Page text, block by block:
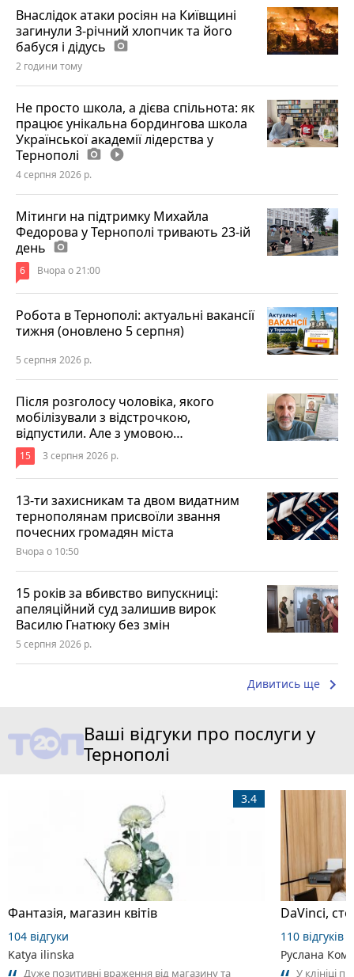
Внаслідок атаки росіян на Київщині
загинули 3-річний хлопчик та його
бабуся і дідусь photo_camera
2 години тому
Не просто школа, а дієва спільнота: як
працює унікальна бордингова школа
Української академії лідерства у
Тернополі photo_camera play_circle_filled
4 серпня 2026 р.
Мітинги на підтримку Михайла
Федорова у Тернополі тривають 23-ій
день photo_camera
6 Вчора о 21:00
Робота в Тернополі: актуальні вакансії
тижня (оновлено 5 серпня)
5 серпня 2026 р.
Після розголосу чоловіка, якого
мобілізували з відстрочкою,
відпустили. Але з умовою…
15 3 серпня 2026 р.
13-ти захисникам та двом видатним
тернополянам присвоїли звання
почесних громадян міста
Вчора о 10:50
15 років за вбивство випускниці:
апеляційний суд залишив вирок
Василю Гнатюку без змін
5 серпня 2026 р.
Дивитись ще keyboard_arrow_right
Ваші відгуки про послуги у
Тернополі
Фантазія, магазин квітів
3.4
104 відгуки
Katya ilinska
Дуже позитивні враження від магазину та
DaVinci,
110 відгуків
Руслана
У клініці